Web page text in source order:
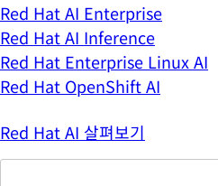
Red Hat AI Enterprise
Red Hat AI Inference
Red Hat Enterprise Linux AI
Red Hat OpenShift AI
Red Hat AI 살펴보기